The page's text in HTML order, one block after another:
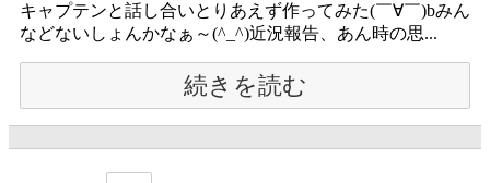
キャプテンと話し合いとりあえず作ってみた(￣∀￣)bみん
などないしょんかなぁ～(^_^)近況報告、あん時の思...
続きを読む